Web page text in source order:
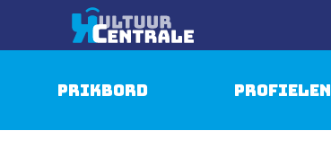
Prikbord Profielen